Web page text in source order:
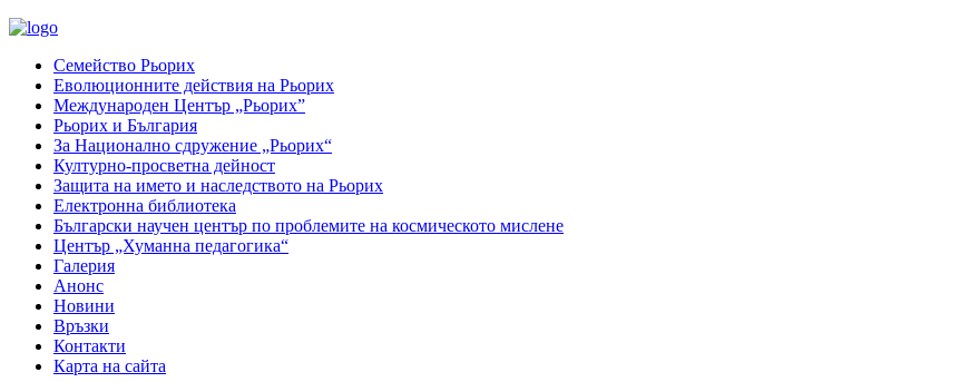
Семейство Рьорих
Еволюционните действия на Рьорих
Международен Център „Рьорих”
Рьорих и България
За Национално сдружение „Рьорих“
Културно-просветна дейност
Защита на името и наследството на Рьорих
Електронна библиотека
Български научен център по проблемите на космическото мислене
Център „Хуманна педагогика“
Галерия
Анонс
Новини
Връзки
Контакти
Карта на сайта